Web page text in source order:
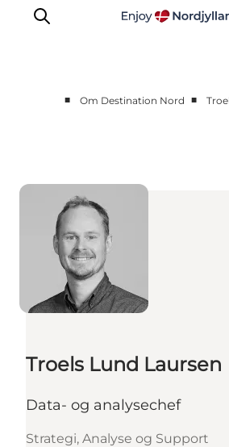
Presse
Partnerskab
Bæredygtighed
Om os
■ Om Destination Nord ■
Troels Lund Laursen
Data- og analysechef
Strategi, Analyse og Support